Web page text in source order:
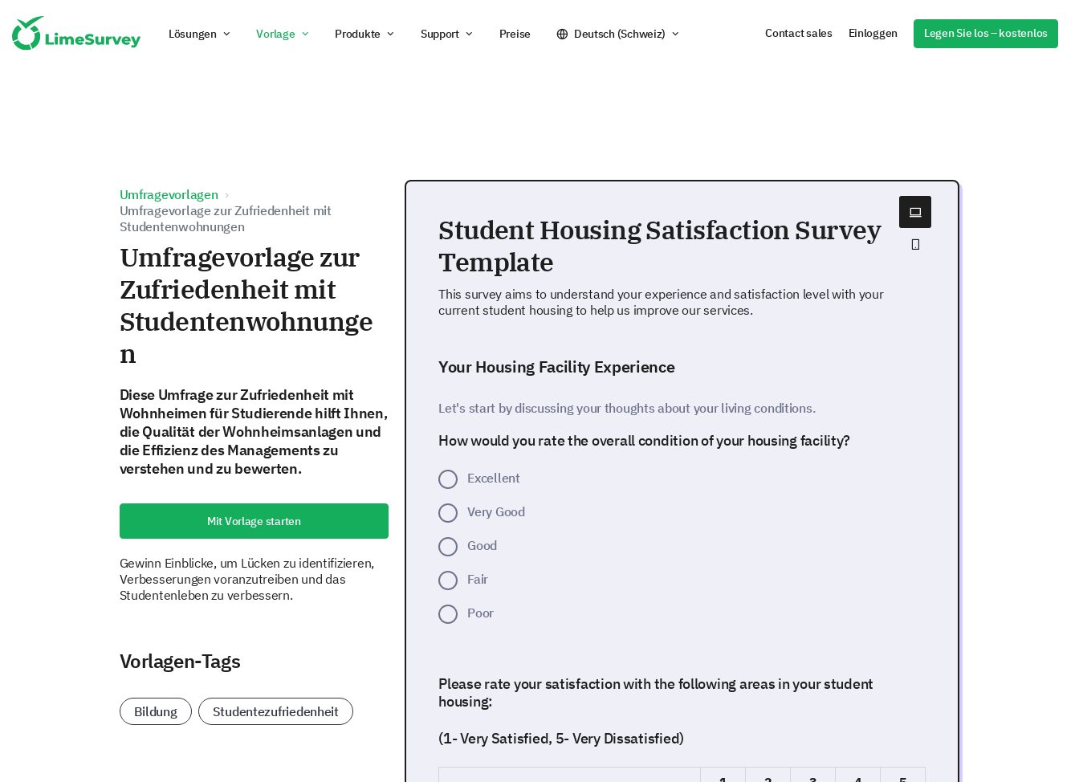
Lösungen Vorlage Produkte Support Preise Deutsch (Schweiz) Contact sales Einloggen Legen Sie los – kostenlos
Umfragevorlagen
Umfragevorlage zur Zufriedenheit mit
Studentenwohnungen
Umfragevorlage zur
Zufriedenheit mit
Studentenwohnunge
n
Diese Umfrage zur Zufriedenheit mit
Wohnheimen für Studierende hilft Ihnen,
die Qualität der Wohnheimsanlagen und
die Effizienz des Managements zu
verstehen und zu bewerten.
Mit Vorlage starten
Gewinn Einblicke, um Lücken zu identifizieren,
Verbesserungen voranzutreiben und das
Studentenleben zu verbessern.
Vorlagen-Tags
Bildung Studentezufriedenheit
Student Housing Satisfaction Survey
Template
This survey aims to understand your experience and satisfaction level with your
current student housing to help us improve our services.
Your Housing Facility Experience
Let's start by discussing your thoughts about your living conditions.
How would you rate the overall condition of your housing facility?
Excellent
Very Good
Good
Fair
Poor
Please rate your satisfaction with the following areas in your student
housing:
(1- Very Satisfied, 5- Very Dissatisfied)